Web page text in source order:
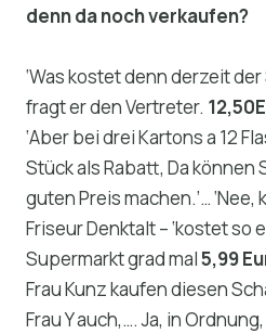
denn da noch verkaufen?
‘Was kostet denn derzeit
fragt er den Vertreter.
‘Aber bei drei Kartons a 12
Stück als Rabatt, Da können
guten Preis machen.’… ‘Nee,
Friseur Denktalt – ‘kostet so
Supermarkt grad mal5,99
Frau Kunz kaufen diesen
Frau Y auch,…. Ja, in